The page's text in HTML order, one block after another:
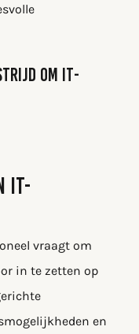
om IT-
IT-
vraagt om
in te zetten op
en